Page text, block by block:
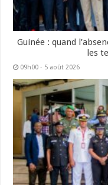
Guinée : quand
les
09h00 - 5 août 2026